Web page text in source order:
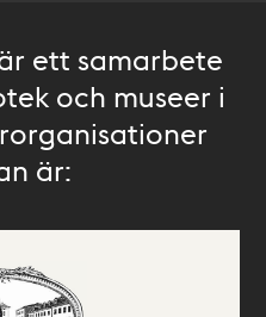
ett samarbete
och museer i
är: